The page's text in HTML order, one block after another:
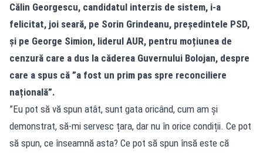
Călin Georgescu, candidatul interzis de sistem, i-a
felicitat, joi seară, pe Sorin Grindeanu, președintele PSD,
și pe George Simion, liderul AUR, pentru moțiunea de
cenzură care a dus la căderea Guvernului Bolojan, despre
care a spus că ”a fost un prim pas spre reconciliere
națională”.
”Eu pot să vă spun atât, sunt gata oricând, cum am și
demonstrat, să-mi servesc țara, dar nu în orice condiții. Ce pot
să spun, ce înseamnă asta? Ce pot să spun însă este că